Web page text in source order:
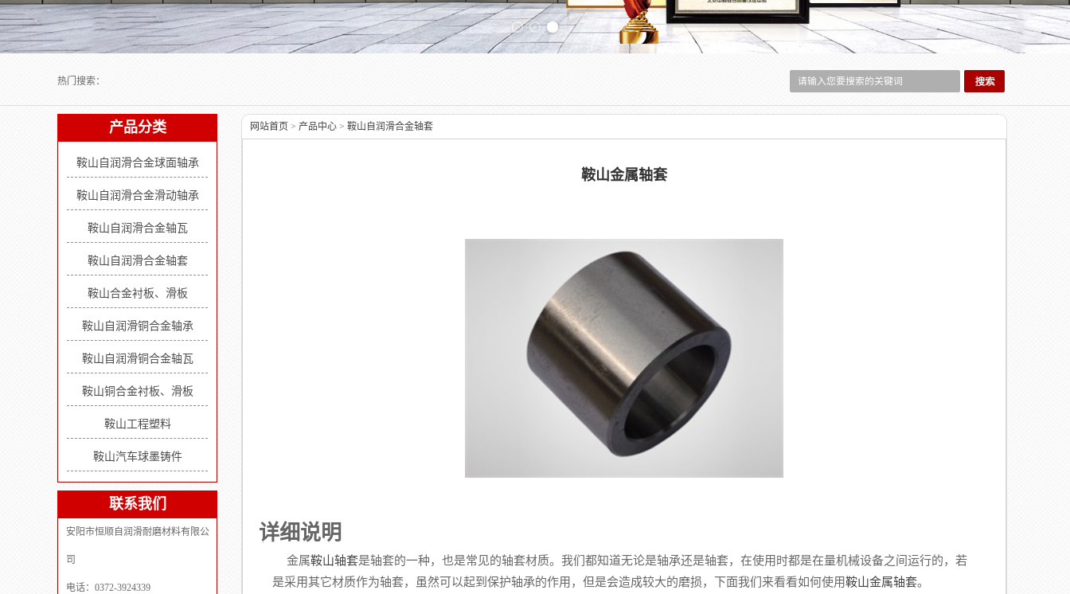
热门搜索：
产品分类
鞍山自润滑合金球面轴承
鞍山自润滑合金滑动轴承
鞍山自润滑合金轴瓦
鞍山自润滑合金轴套
鞍山合金衬板、滑板
鞍山自润滑铜合金轴承
鞍山自润滑铜合金轴瓦
鞍山铜合金衬板、滑板
鞍山工程塑料
鞍山汽车球墨铸件
联系我们
安阳市恒顺自润滑耐磨材料有限公
司
电话：0372-3924339
网站首页 > 产品中心 > 鞍山自润滑合金轴套
鞍山金属轴套
详细说明
金属鞍山轴套是轴套的一种，也是常见的轴套材质。我们都知道无论是轴承还是轴套，在使用时都是在量机械设备之间运行的，若
是采用其它材质作为轴套，虽然可以起到保护轴承的作用，但是会造成较大的磨损，下面我们来看看如何使用鞍山金属轴套。